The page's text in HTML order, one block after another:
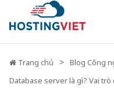
Trang chủ Blog Công
Database server là gì? Vai